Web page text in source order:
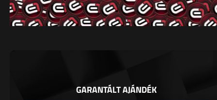
GARANTÁLT AJÁNDÉK